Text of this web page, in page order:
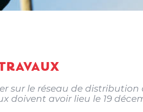
sur le réseau de
doivent avoir lieu le 19